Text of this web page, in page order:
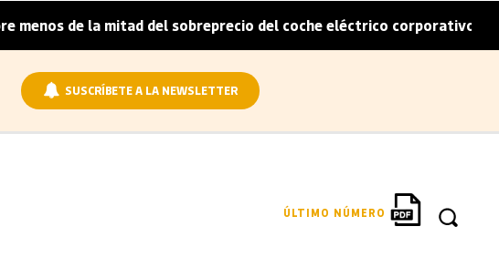
de la mitad del sobreprecio del coche eléctrico corporativo |
SUSCRÍBETE A LA NEWSLETTER
ÚLTIMO NÚMERO